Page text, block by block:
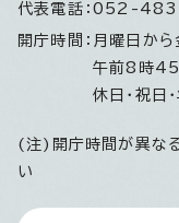
代表電話： 052-
開庁時間： 月曜日か
午前8時45
休日・祝日
(注)開庁時間が異な
い